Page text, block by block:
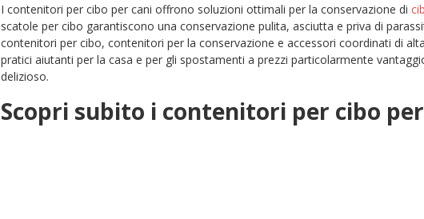
I contenitori per cibo per cani offrono soluzioni ottimali per la conservazione di
scatole per cibo garantiscono una conservazione pulita, asciutta e priva di
contenitori per cibo, contenitori per la conservazione e accessori coordinati di
pratici aiutanti per la casa e per gli spostamenti a prezzi particolarmente
delizioso.
Scopri subito i contenitori per cibo